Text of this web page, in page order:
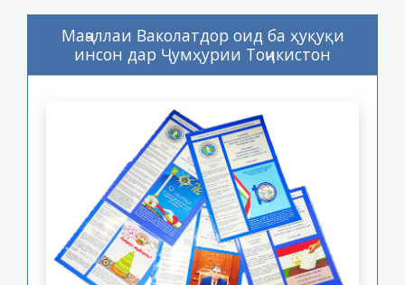
Маҷаллаи Ваколатдор оид ба ҳуқуқи
инсон дар Ҷумҳурии Тоҷикистон